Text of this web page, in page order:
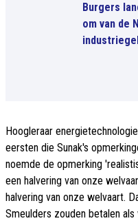
Burgers
om van de
Hoogleraar
eersten die Sunak's
noemde de opmerking
een halvering van onze
halvering van onze welvaart.
Smeulders zouden betalen